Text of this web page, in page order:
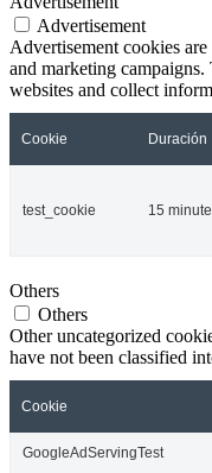
Advertisement
Advertisement cookies
and marketing
websites and collect
Cookie Duración
test_cookie 15
Others
Others
Other uncategorized
have not been classified
Cookie
GoogleAdServingTest